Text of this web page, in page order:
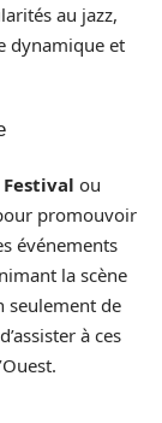
au jazz,
dynamique et
Festival ou
promouvoir
événements
la scène
seulement de
à ces